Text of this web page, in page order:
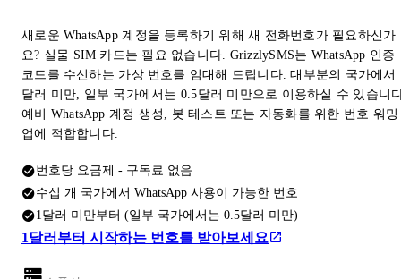
새로운 WhatsApp 계정을 등록하기 위해 새 전화번호가 필요하신가
요? 실물 SIM 카드는 필요 없습니다. GrizzlySMS는 WhatsApp 인증
코드를 수신하는 가상 번호를 임대해 드립니다. 대부분의 국가에서
달러 미만, 일부 국가에서는 0.5달러 미만으로 이용하실 수 있습니
예비 WhatsApp 계정 생성, 봇 테스트 또는 자동화를 위한 번호 워밍
업에 적합합니다.
번호당 요금제 - 구독료 없음
수십 개 국가에서 WhatsApp 사용이 가능한 번호
1달러 미만부터 (일부 국가에서는 0.5달러 미만)
1달러부터 시작하는 번호를 받아보세요